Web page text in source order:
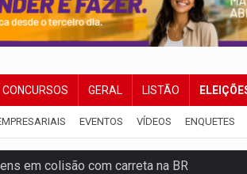
CONCURSOS GERAL LISTÃO
EVENTOS VÍDEOS ENQUETES
em colisão com carreta na BR